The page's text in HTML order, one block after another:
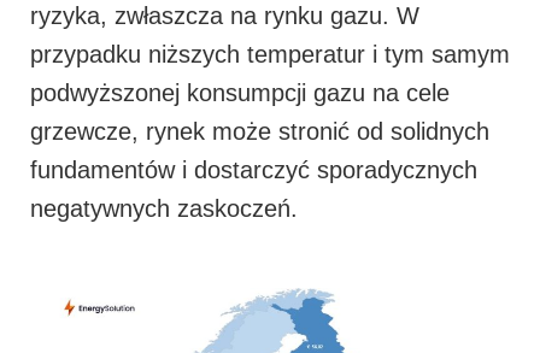
ryzyka, zwłaszcza na rynku gazu. W
przypadku niższych temperatur i tym samym
podwyższonej konsumpcji gazu na cele
grzewcze, rynek może stronić od solidnych
fundamentów i dostarczyć sporadycznych
negatywnych zaskoczeń.